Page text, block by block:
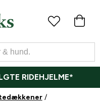
RIDEHJELME*